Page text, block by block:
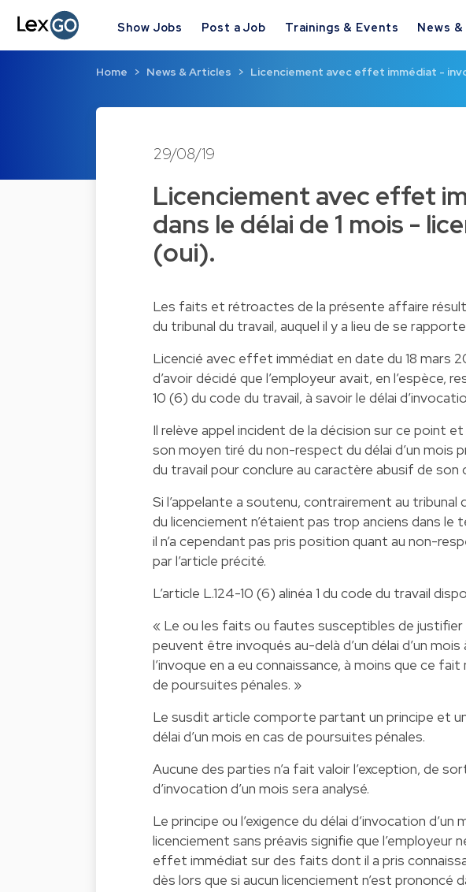
Show Jobs Post a Job Trainings & Events News
Home News & Articles Licenciement avec effet immédiat -
29/08/19
Licenciement avec effet
dans le délai de 1 mois -
(oui).
Les faits et rétroactes de la présente affaire
du tribunal du travail, auquel il y a lieu de se
Licencié avec effet immédiat en date du 18 mars
d’avoir décidé que l’employeur avait, en l’espèce,
10 (6) du code du travail, à savoir le délai
Il relève appel incident de la décision sur ce point
son moyen tiré du non-respect du délai d’un mois
du travail pour conclure au caractère abusif de son
Si l’appelante a soutenu, contrairement au
du licenciement n’étaient pas trop anciens dans
il n’a cependant pas pris position quant au non-
par l’article précité.
L’article L.124-10 (6) alinéa 1 du code du travail
« Le ou les faits ou fautes susceptibles de
peuvent être invoqués au-delà d’un délai d’un
l’invoque en a eu connaissance, à moins que ce fait
de poursuites pénales. »
Le susdit article comporte partant un principe et
délai d’un mois en cas de poursuites pénales.
Aucune des parties n’a fait valoir l’exception, de
d’invocation d’un mois sera analysé.
Le principe ou l’exigence du délai d’invocation
licenciement sans préavis signifie que
effet immédiat sur des faits dont il a pris
dès lors que si aucun licenciement n’est prononcé